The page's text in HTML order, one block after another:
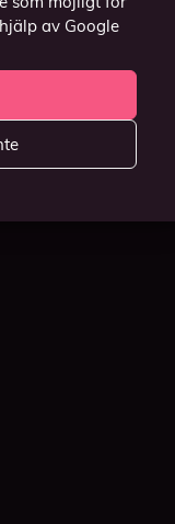
av Google